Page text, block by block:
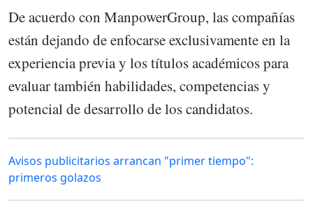
De acuerdo con ManpowerGroup, las compañías
están dejando de enfocarse exclusivamente en la
experiencia previa y los títulos académicos para
evaluar también habilidades, competencias y
potencial de desarrollo de los candidatos.
Avisos publicitarios arrancan "primer tiempo":
primeros golazos